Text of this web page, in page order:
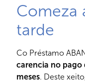
Comeza
tarde
Co Préstamo
carencia no pago
meses. Deste